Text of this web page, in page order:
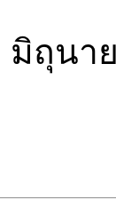
มิถุนาย